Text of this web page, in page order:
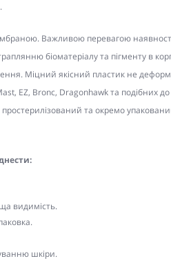
Важливою перевагою
біоматеріалу та пігменту в
Міцний якісний пластик не
EZ, Bronc, Dragonhawk та подібних
та окремо
видимість.
шкіри.